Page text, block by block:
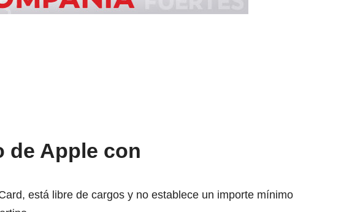
de Apple con
está libre de cargos y no establece un importe mínimo